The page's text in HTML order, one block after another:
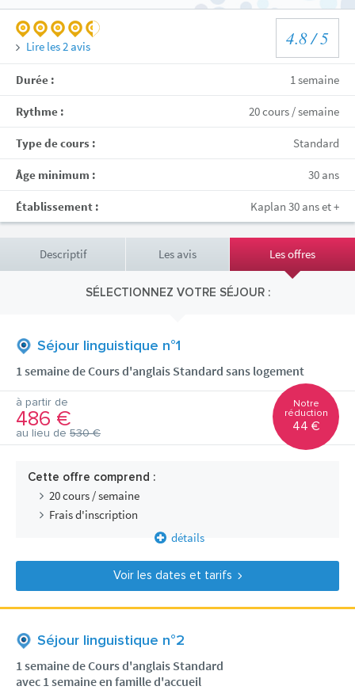
4.8/ 5
Lire les2 avis
Durée : 1 semaine
Rythme : 20 cours / semaine
Type de cours : Standard
Âge minimum : 30 ans
Établissement : Kaplan 30 ans et +
Descriptif Les avis Les offres
SÉLECTIONNEZ VOTRE SÉJOUR :
Séjour linguistique n°1
1 semaine de Cours d'anglais Standard sans logement
à partir de
486 €
au lieu de 530 €
Notre
réduction
44 €
Cette offre comprend :
20 cours / semaine
Frais d'inscription
détails
Voir les dates et tarifs
Séjour linguistique n°2
1 semaine de Cours d'anglais Standard
avec 1 semaine en famille d'accueil